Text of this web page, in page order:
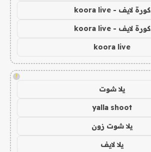
كورة لايف - koora live
كورة لايف - koora live
koora live
!
يلا شوت
yalla shoot
يلا شوت زون
يلا لايف